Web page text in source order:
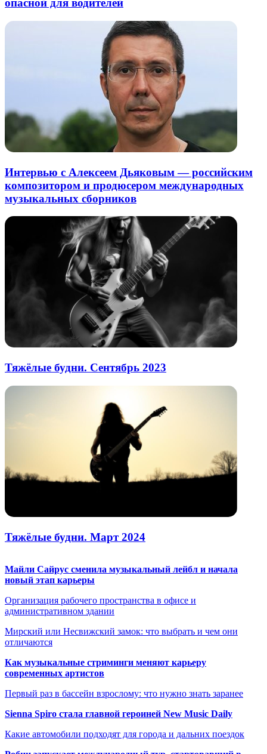
опасной для водителей
Интервью с Алексеем Дьяковым — российским
композитором и продюсером международных
музыкальных сборников
Тяжёлые будни. Сентябрь 2023
Тяжёлые будни. Март 2024
Майли Сайрус сменила музыкальный лейбл и начала
новый этап карьеры
Организация рабочего пространства в офисе и
административном здании
Мирский или Несвижский замок: что выбрать и чем они
отличаются
Как музыкальные стриминги меняют карьеру
современных артистов
Первый раз в бассейн взрослому: что нужно знать заранее
Sienna Spiro стала главной героиней New Music Daily
Какие автомобили подходят для города и дальних поездок